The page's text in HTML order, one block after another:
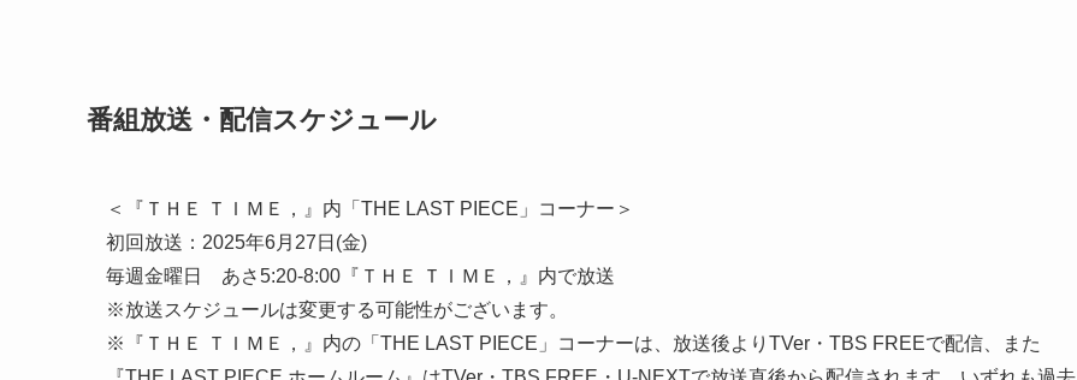
番組放送・配信スケジュール
＜『ＴＨＥ ＴＩＭＥ，』内「THE LAST PIECE」コーナー＞
初回放送：2025年6月27日(金)
毎週金曜日 あさ5:20-8:00『ＴＨＥ ＴＩＭＥ，』内で放送
※放送スケジュールは変更する可能性がございます。
※『ＴＨＥ ＴＩＭＥ，』内の「THE LAST PIECE」コーナーは、放送後よりTVer・TBS FREEで配信、また